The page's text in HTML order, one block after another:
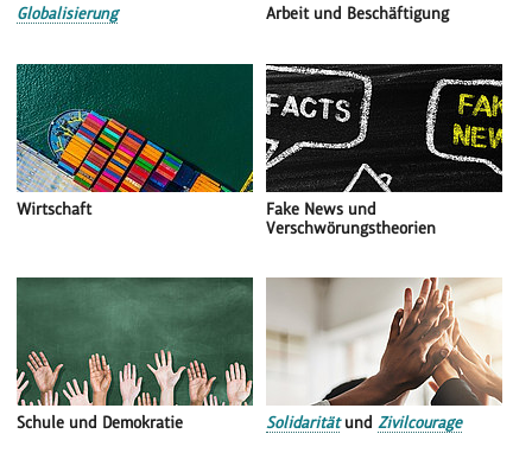
Globalisierung Arbeit und Beschäftigung
Wirtschaft
Fake News und
Verschwörungstheorien
Schule und Demokratie SolidaritätundZivilcourage